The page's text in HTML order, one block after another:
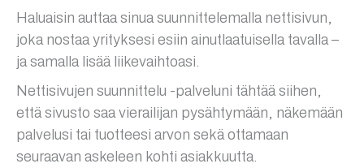
Haluaisin auttaa sinua suunnittelemalla nettisivun,
joka nostaa yrityksesi esiin ainutlaatuisella tavalla –
ja samalla lisää liikevaihtoasi.
Nettisivujen suunnittelu -palveluni tähtää siihen,
että sivusto saa vierailijan pysähtymään, näkemään
palvelusi tai tuotteesi arvon sekä ottamaan
seuraavan askeleen kohti asiakkuutta.